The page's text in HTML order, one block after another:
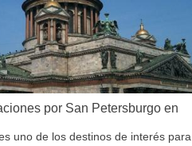
por San Petersburgo en
uno de los destinos de interés para